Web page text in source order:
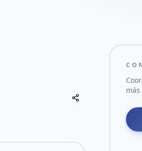
Compartir empresa
Compartir por
Compartir por